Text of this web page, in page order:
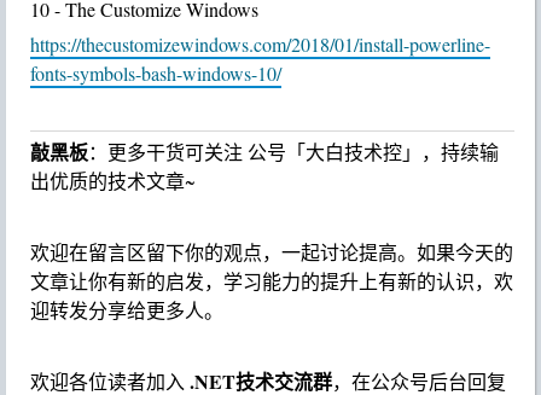
b-ryan/powerline-shell: A beautiful and useful prompt for your
shell
https://github.com/b-ryan/powerline-shell
10 - The Customize Windows
https://thecustomizewindows.com/2018/01/install-powerline-
敲黑板：更多干货可关注 公号「大白技术控」，持续输
出优质的技术文章~
欢迎在留言区留下你的观点，一起讨论提高。如果今天的